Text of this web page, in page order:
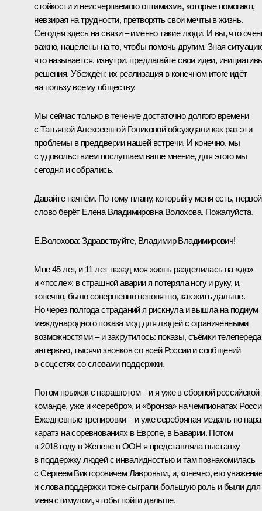
стойкости и неисчерпаемого оптимизма, которые помогают,
невзирая на трудности, претворять свои мечты в жизнь.
Сегодня здесь на связи – именно такие люди. И вы, что
важно, нацелены на то, чтобы помочь другим. Зная
что называется, изнутри, предлагайте свои идеи,
решения. Убеждён: их реализация в конечном итоге идёт
на пользу всему обществу.
Мы сейчас только в течение достаточно долгого времени
с Татьяной Алексеевной Голиковой обсуждали как раз эти
проблемы в преддверии нашей встречи. И конечно, мы
с удовольствием послушаем ваше мнение, для этого мы
сегодня и собрались.
Давайте начнём. По тому плану, который у меня есть, первой
слово берёт Елена Владимировна Волохова. Пожалуйста.
Е.Волохова: Здравствуйте, Владимир Владимирович!
Мне 45 лет, и 11 лет назад моя жизнь разделилась на «до»
и «после»: в страшной аварии я потеряла ногу и руку, и,
конечно, было совершенно непонятно, как жить дальше.
Но через полгода страданий я рискнула и вышла на подиум
международного показа мод для людей с ограниченными
возможностями – и закрутилось: показы, съёмки
интервью, тысячи звонков со всей России и сообщений
в соцсетях со словами поддержки.
Потом прыжок с парашютом – и я уже в сборной российской
команде, уже и «серебро», и «бронза» на чемпионатах
Ежедневные тренировки – и уже серебряная медаль по
каратэ на соревнованиях в Европе, в Баварии. Потом
в 2018 году в Женеве в ООН я представляла выставку
в поддержку людей с инвалидностью и там познакомилась
с Сергеем Викторовичем Лавровым, и, конечно, его
и слова поддержки тоже сыграли большую роль и были для
меня стимулом, чтобы пойти дальше.